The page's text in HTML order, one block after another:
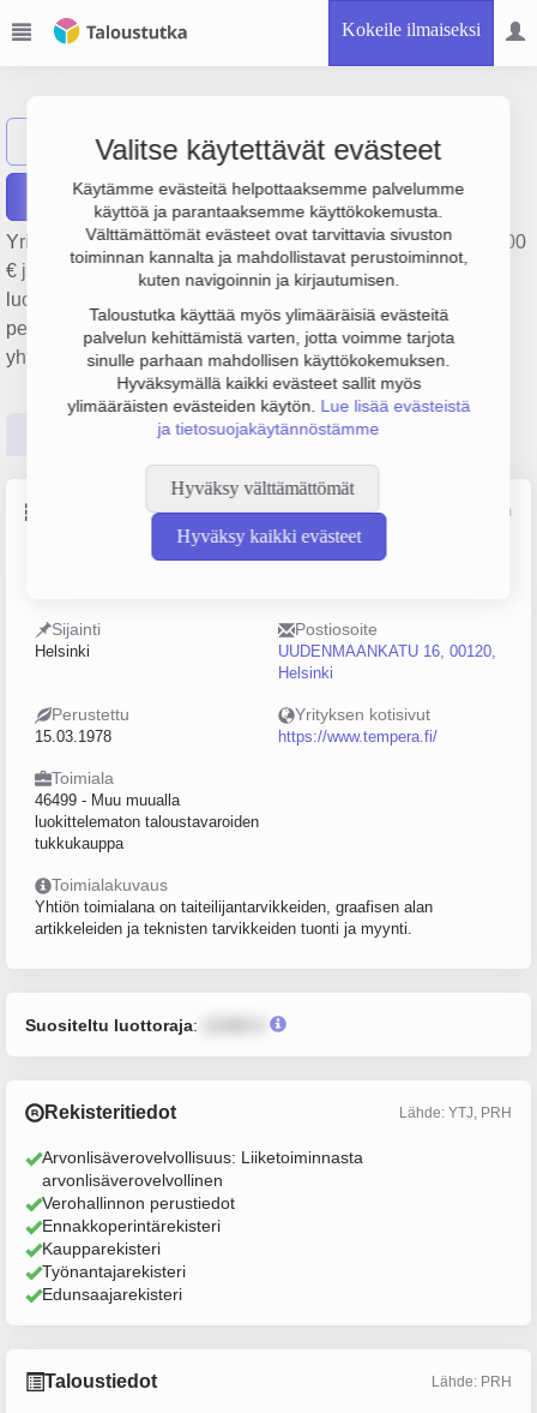
Kokeile ilmaiseksi
Valitse käytettävät evästeet
Käytämme evästeitä helpottaaksemme palvelumme
käyttöä ja parantaaksemme käyttökokemusta.
Välttämättömät evästeet ovat tarvittavia sivuston
toiminnan kannalta ja mahdollistavat perustoiminnot,
kuten navigoinnin ja kirjautumisen.
Taloustutka käyttää myös ylimääräisiä evästeitä
palvelun kehittämistä varten, jotta voimme tarjota
sinulle parhaan mahdollisen käyttökokemuksen.
Hyväksymällä kaikki evästeet sallit myös
ylimääräisten evästeiden käytön. Lue lisää evästeistä
ja tietosuojakäytännöstämme
Hyväksy välttämättömät
Hyväksy kaikki evästeet
Näytä haku Tempera Oy
Raportit
Yrityksen Tempera Oy liikevaihto on 3.6 milj. €, tulos -113 000
€ ja henkilöstömäärä 14. Sen päätoimiala on Muu muualla
luokittelematon taloustavaroiden tukkukauppa,
perustamisvuosi 1978 ja sijainti Helsinki. Yrityksen
yhtiömuoto Osakeyhtiö (OY).
Tilinpäätösluvut Päättäjätiedot
Perustiedot Lähde: YTJ, PRH, Traficom
Henkilöstömäärä
Sijainti
Helsinki
Postiosoite
UUDENMAANKATU 16, 00120,
Helsinki
Perustettu
15.03.1978
Yrityksen kotisivut
https://www.tempera.fi/
Toimiala
46499 - Muu muualla
luokittelematon taloustavaroiden
tukkukauppa
Toimialakuvaus
Yhtiön toimialana on taiteilijantarvikkeiden, graafisen alan
artikkeleiden ja teknisten tarvikkeiden tuonti ja myynti.
Suositeltu luottoraja:
Rekisteritiedot Lähde: YTJ, PRH
Arvonlisäverovelvollisuus: Liiketoiminnasta
arvonlisäverovelvollinen
Verohallinnon perustiedot
Ennakkoperintärekisteri
Kaupparekisteri
Työnantajarekisteri
Edunsaajarekisteri
Taloustiedot Lähde: PRH